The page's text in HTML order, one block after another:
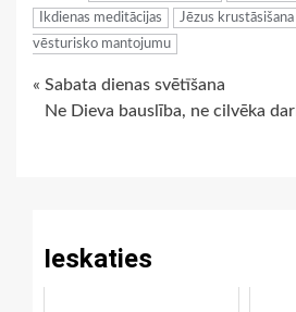
Ikdienas meditācijas
Jēzus krustāsišana
vēsturisko mantojumu
Continue
« Sabata dienas svētīšana
Ne Dieva bauslība, ne cilvēka
Ieskaties